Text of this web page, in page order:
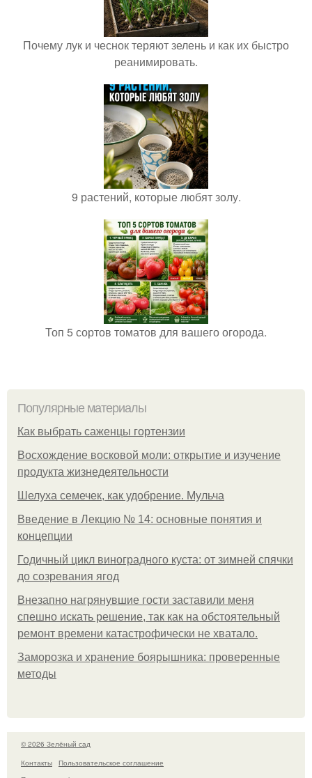
Почему лук и чеснок теряют зелень и как их быстро
реанимировать.
9 растений, которые любят золу.
Топ 5 сортов томатов для вашего огорода.
Популярные материалы
Как выбрать саженцы гортензии
Восхождение восковой моли: открытие и изучение
продукта жизнедеятельности
Шелуха семечек, как удобрение. Мульча
Введение в Лекцию № 14: основные понятия и
концепции
Годичный цикл виноградного куста: от зимней спячки
до созревания ягод
Внезапно нагрянувшие гости заставили меня
спешно искать решение, так как на обстоятельный
ремонт времени катастрофически не хватало.
Заморозка и хранение боярышника: проверенные
методы
© 2026 Зелёный сад
Контакты
Пользовательское соглашение